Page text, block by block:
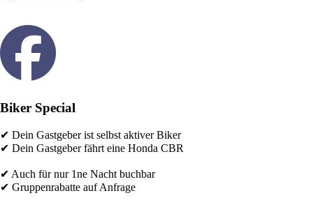
Biker Special
✔ Dein Gastgeber ist selbst aktiver Biker
✔ Dein Gastgeber fährt eine Honda CBR
✔ Auch für nur 1ne Nacht buchbar
✔ Gruppenrabatte auf Anfrage